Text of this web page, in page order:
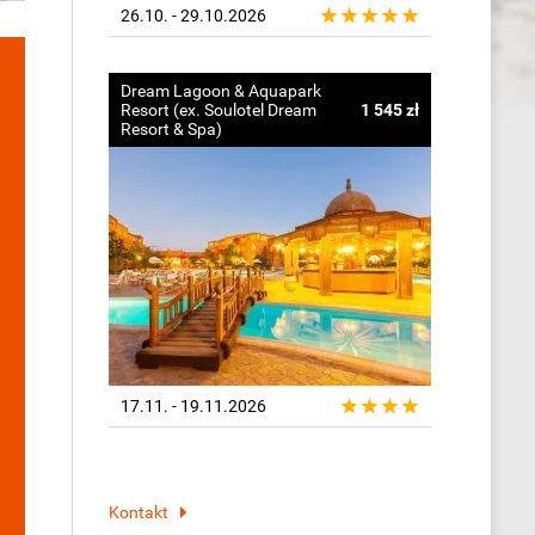
26.10. - 29.10.2026
Dream Lagoon & Aquapark
Resort (ex. Soulotel Dream
Resort & Spa)
1 545 zł
17.11. - 19.11.2026
Kontakt